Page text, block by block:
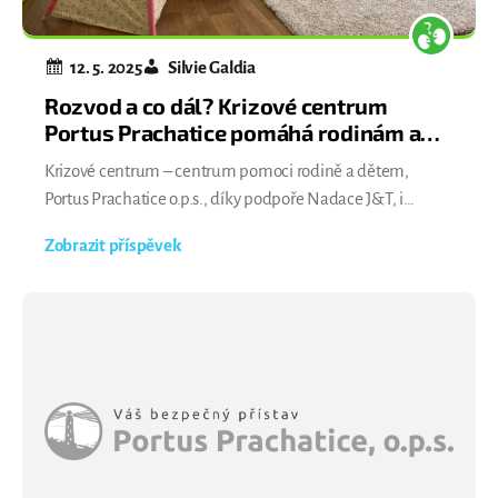
12. 5. 2025 Silvie Galdia
Rozvod a co dál? Krizové centrum
Portus Prachatice pomáhá rodinám a
dětem
Krizové centrum – centrum pomoci rodině a dětem,
Portus Prachatice o.p.s., díky podpoře Nadace J&T, i
procházejí rozvodem či rozchodem. Projekt Rozvod a co
Zobrazit příspěvek